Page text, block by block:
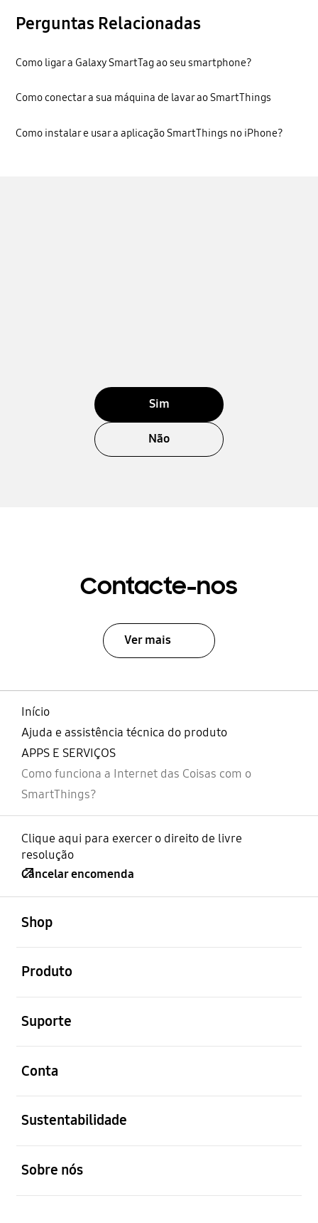
Perguntas Relacionadas
Como ligar a Galaxy SmartTag ao seu smartphone?
Como conectar a sua máquina de lavar ao SmartThings
Como instalar e usar a aplicação SmartThings no iPhone?
Sim
Não
Contacte-nos
Ver mais
Início
Ajuda e assistência técnica do produto
APPS E SERVIÇOS
Como funciona a Internet das Coisas com o
SmartThings?
Clique aqui para exercer o direito de livre
resolução
Cancelar encomenda
Shop
Produto
Suporte
Conta
Sustentabilidade
Sobre nós